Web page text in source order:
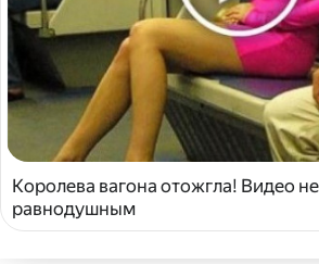
Королева вагона отожгла! Видео
равнодушным